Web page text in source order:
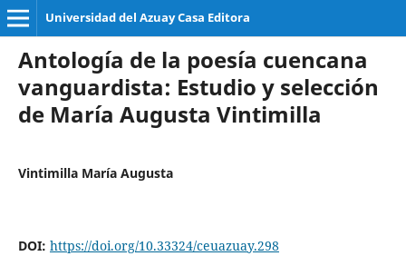
Universidad del Azuay Casa Editora
Antología de la poesía cuencana
vanguardista: Estudio y selección
de María Augusta Vintimilla
Vintimilla María Augusta
DOI: https://doi.org/10.33324/ceuazuay.298